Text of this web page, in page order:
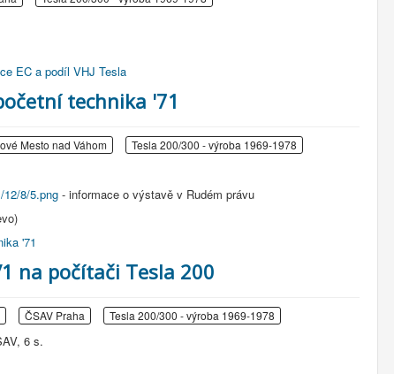
EC a podíl VHJ Tesla
technika '71
Mesto nad Váhom Tesla 200/300 - výroba 1969-1978
12/8/5.png - informace o výstavě v Rudém právu
'71
na počítači Tesla 200
ČSAV Praha Tesla 200/300 - výroba 1969-1978
6 s.